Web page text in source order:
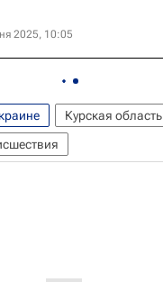
2025, 10:05
Курская область